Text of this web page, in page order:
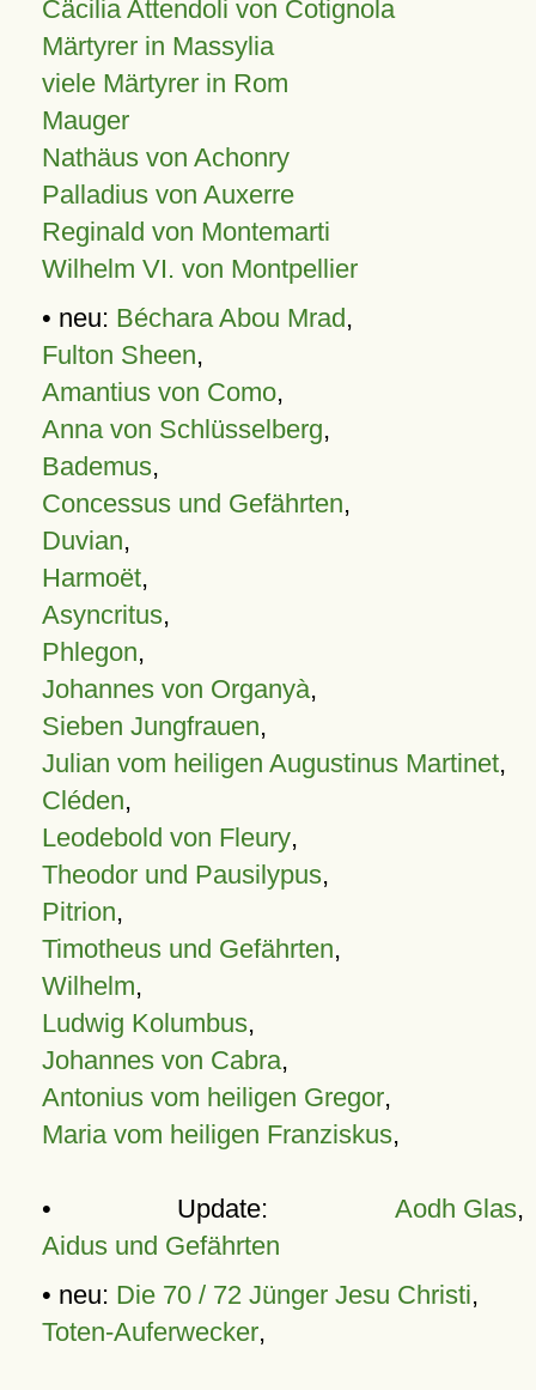
Cäcilia Attendoli von Cotignola
Märtyrer in Massylia
viele Märtyrer in Rom
Mauger
Nathäus von Achonry
Palladius von Auxerre
Reginald von Montemarti
Wilhelm VI. von Montpellier
• neu: Béchara Abou Mrad,
Fulton Sheen,
Amantius von Como,
Anna von Schlüsselberg,
Bademus,
Concessus und Gefährten,
Duvian,
Harmoët,
Asyncritus,
Phlegon,
Johannes von Organyà,
Sieben Jungfrauen,
Julian vom heiligen Augustinus Martinet,
Cléden,
Leodebold von Fleury,
Theodor und Pausilypus,
Pitrion,
Timotheus und Gefährten,
Wilhelm,
Ludwig Kolumbus,
Johannes von Cabra,
Antonius vom heiligen Gregor,
Maria vom heiligen Franziskus,
• Update: Aodh Glas,
Aidus und Gefährten
• neu: Die 70 / 72 Jünger Jesu Christi,
Toten-Auferwecker,